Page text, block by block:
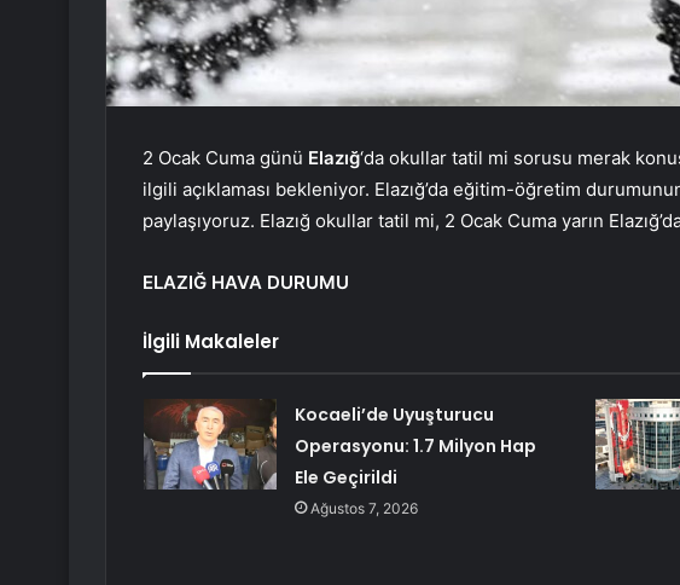
2 Ocak Cuma günü Elazığ‘da okullar tatil mi sorusu merak
ilgili açıklaması bekleniyor. Elazığ’da eğitim-öğretim
paylaşıyoruz. Elazığ okullar tatil mi, 2 Ocak Cuma yarın
ELAZIĞ HAVA DURUMU
İlgili Makaleler
Kocaeli’de Uyuşturucu
Operasyonu: 1.7 Milyon Hap
Ele Geçirildi
Ağustos 7, 2026